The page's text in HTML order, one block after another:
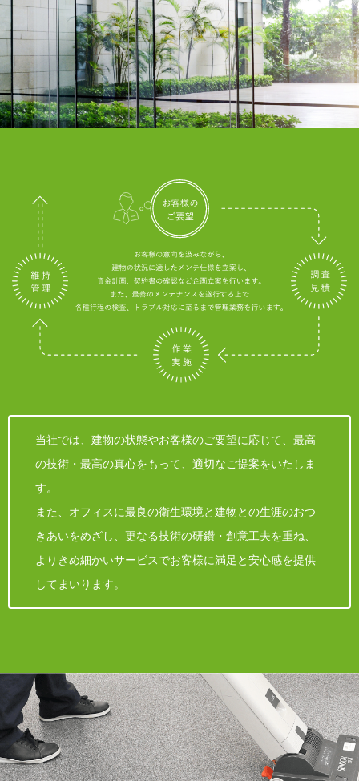
当社では、建物の状態やお客様のご要望に応じて、最高
の技術・最高の真心をもって、適切なご提案をいたしま
す。
また、オフィスに最良の衛生環境と建物との生涯のおつ
きあいをめざし、更なる技術の研鑽・創意工夫を重ね、
よりきめ細かいサービスでお客様に満足と安心感を提供
してまいります。